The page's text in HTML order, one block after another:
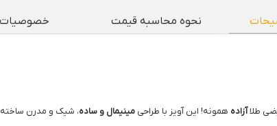
نحوه محاسبه قیمت خصوصیات
طلاآزاده همونه! این آویز با طراحی مینیمال و ساده، شیک و مدرن